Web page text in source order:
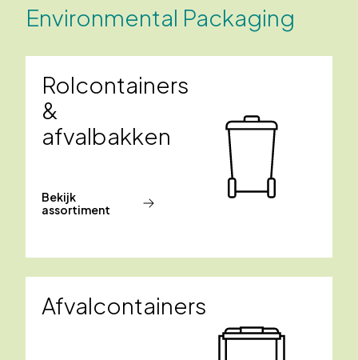
Environmental Packaging
Rolcontainers
&
afvalbakken
Bekijk
assortiment
Afvalcontainers